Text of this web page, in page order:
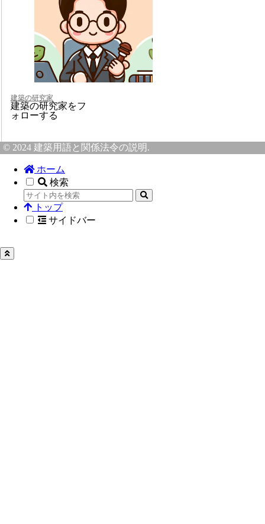
建築の研究家
建築の研究家をフ
ォローする
© 2024 建築用語と関係法令の説明.
ホーム
検索
トップ
サイドバー